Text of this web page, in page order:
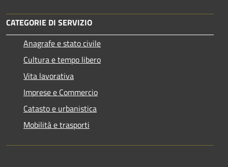
CATEGORIE DI SERVIZIO
Anagrafe e stato civile
Cultura e tempo libero
Vita lavorativa
Imprese e Commercio
Catasto e urbanistica
Mobilità e trasporti